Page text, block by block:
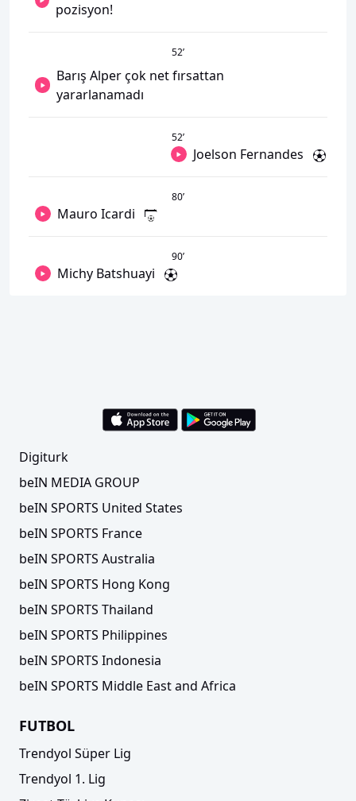
pozisyon!
52’
Barış Alper çok net fırsattan
yararlanamadı
52’
Joelson Fernandes
80’
Mauro Icardi
90’
Michy Batshuayi
Digiturk
beIN MEDIA GROUP
beIN SPORTS United States
beIN SPORTS France
beIN SPORTS Australia
beIN SPORTS Hong Kong
beIN SPORTS Thailand
beIN SPORTS Philippines
beIN SPORTS Indonesia
beIN SPORTS Middle East and Africa
FUTBOL
Trendyol Süper Lig
Trendyol 1. Lig